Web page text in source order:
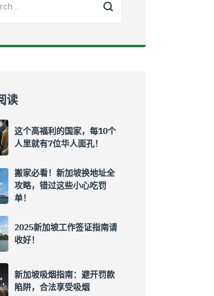
读
这个高福利的国家，每10个
人里就有7位华人面孔！
搬家必看！新加坡换地址全
攻略，错过这些小心吃罚
单！
2025新加坡工作签证指南请
收好！
新加坡吸烟指南：避开罚款
陷阱，合法享受吸烟